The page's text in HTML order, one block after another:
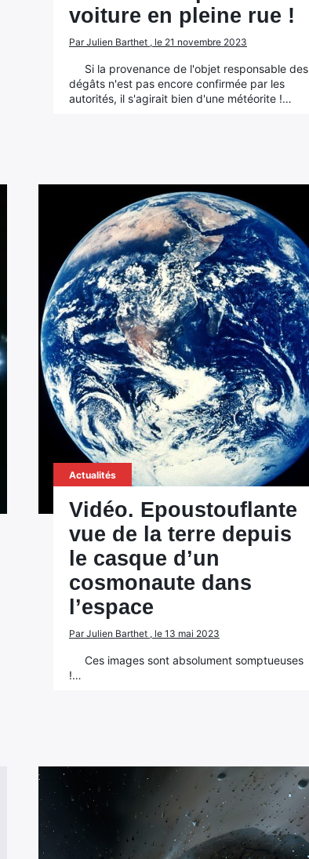
voiture en pleine rue !
Par Julien Barthet , le 21 novembre 2023
Si la provenance de l'objet responsable des
dégâts n'est pas encore confirmée par les
autorités, il s'agirait bien d'une météorite !…
Actualités
Vidéo. Epoustouflante
vue de la terre depuis
le casque d’un
cosmonaute dans
l’espace
Par Julien Barthet , le 13 mai 2023
Ces images sont absolument somptueuses
!…